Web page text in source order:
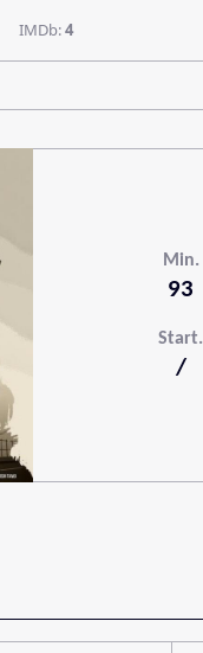
IMDb:4
Min.
93
Start.
/